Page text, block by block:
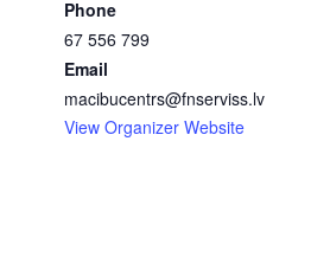
Phone
67 556 799
Email
macibucentrs@fnserviss.lv
View Organizer Website